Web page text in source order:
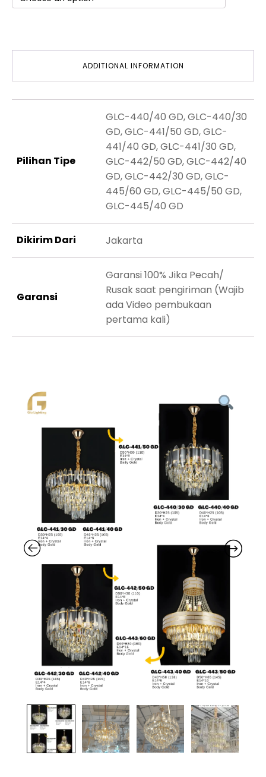
ADDITIONAL INFORMATION
Pilihan Tipe
GLC-440/40 GD, GLC-440/30
GD, GLC-441/50 GD, GLC-
441/40 GD, GLC-441/30 GD,
GLC-442/50 GD, GLC-442/40
GD, GLC-442/30 GD, GLC-
445/60 GD, GLC-445/50 GD,
GLC-445/40 GD
Dikirim Dari Jakarta
Garansi
Garansi 100% Jika Pecah/
Rusak saat pengiriman (Wajib
ada Video pembukaan
pertama kali)